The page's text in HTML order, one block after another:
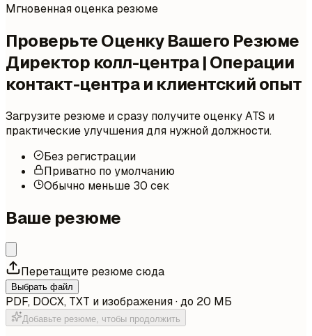
Мгновенная оценка резюме
Проверьте Оценку Вашего Резюме
Директор колл-центра | Операции
контакт-центра и клиентский опыт
Загрузите резюме и сразу получите оценку ATS и
практические улучшения для нужной должности.
Без регистрации
Приватно по умолчанию
Обычно меньше 30 сек
Ваше резюме
Перетащите резюме сюда
Выбрать файл
PDF, DOCX, TXT и изображения · до 20 МБ
Добавьте резюме, чтобы продолжить